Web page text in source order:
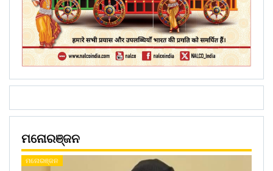
ମନୋରଞ୍ଜନ
ମନୋରଞ୍ଜନ